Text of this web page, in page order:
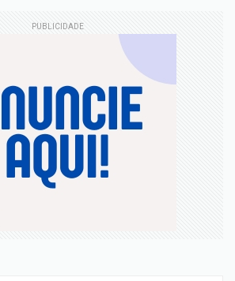
PUBLICIDADE